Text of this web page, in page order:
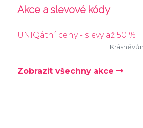
Akce a slevové kódy
UNIQátní ceny - slevy až 50 %
Zobrazit všechny akce